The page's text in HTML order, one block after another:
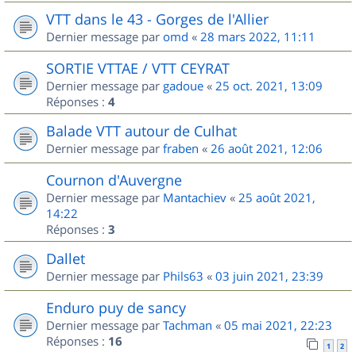
VTT dans le 43 - Gorges de l'Allier
Dernier message par omd « 28 mars 2022, 11:11
SORTIE VTTAE / VTT CEYRAT
Dernier message par gadoue « 25 oct. 2021, 13:09
Réponses : 4
Balade VTT autour de Culhat
Dernier message par fraben « 26 août 2021, 12:06
Cournon d'Auvergne
Dernier message par Mantachiev « 25 août 2021,
14:22
Réponses : 3
Dallet
Dernier message par Phils63 « 03 juin 2021, 23:39
Enduro puy de sancy
Dernier message par Tachman « 05 mai 2021, 22:23
Réponses : 16 1 2